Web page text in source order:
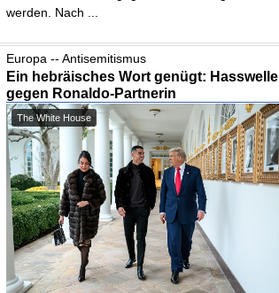
werden. Nach ...
Europa -- Antisemitismus
Ein hebräisches Wort genügt: Hasswelle
gegen Ronaldo-Partnerin
The White House